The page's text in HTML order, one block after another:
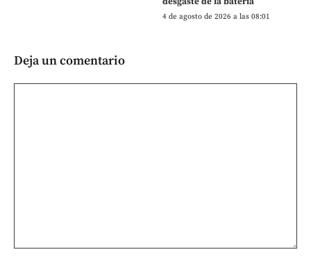
4 de agosto de 2026 a las 08:01
Deja un comentario